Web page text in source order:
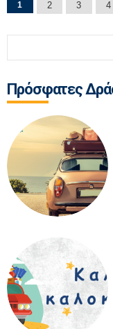
Σελίδες
1 2 3 4
Πρόσφατες